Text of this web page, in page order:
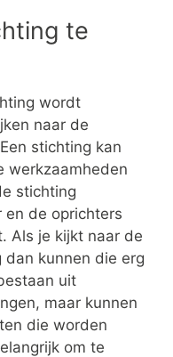
te
wordt
naar de
stichting kan
werkzaamheden
stichting
de oprichters
Als je kijkt naar de
kunnen die erg
uit
maar kunnen
die worden
om te